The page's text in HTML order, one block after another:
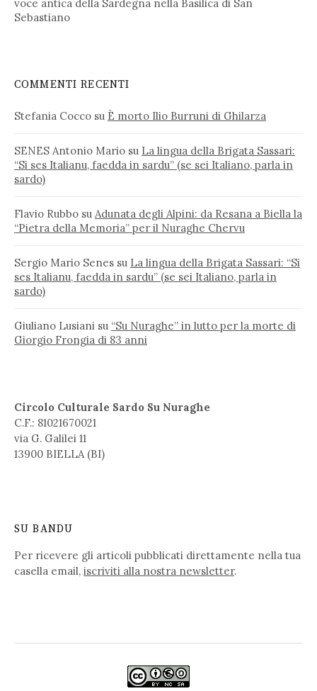
voce antica della Sardegna nella Basilica di San
Sebastiano
COMMENTI RECENTI
Stefania Cocco su È morto Ilio Burruni di Ghilarza
SENES Antonio Mario su La lingua della Brigata Sassari:
“Si ses Italianu, faedda in sardu” (se sei Italiano, parla in
sardo)
Flavio Rubbo su Adunata degli Alpini: da Resana a Biella la
“Pietra della Memoria” per il Nuraghe Chervu
Sergio Mario Senes su La lingua della Brigata Sassari: “Si
ses Italianu, faedda in sardu” (se sei Italiano, parla in
sardo)
Giuliano Lusiani su “Su Nuraghe” in lutto per la morte di
Giorgio Frongia di 83 anni
Circolo Culturale Sardo Su Nuraghe
C.F.: 81021670021
via G. Galilei 11
13900 BIELLA (BI)
SU BANDU
Per ricevere gli articoli pubblicati direttamente nella tua
casella email, iscriviti alla nostra newsletter.